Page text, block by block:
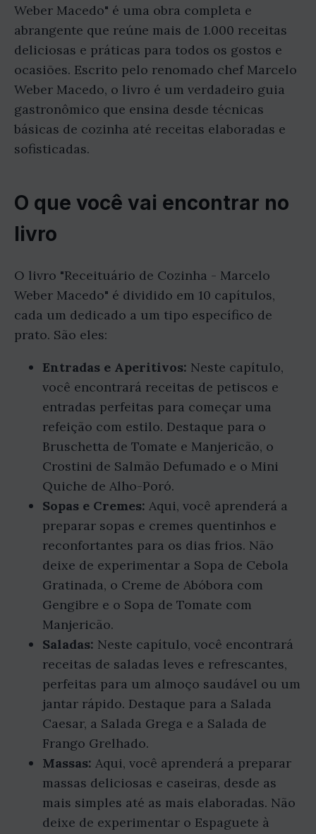
Weber Macedo" é uma obra completa e
abrangente que reúne mais de 1.000 receitas
deliciosas e práticas para todos os gostos e
ocasiões. Escrito pelo renomado chef Marcelo
Weber Macedo, o livro é um verdadeiro guia
gastronômico que ensina desde técnicas
básicas de cozinha até receitas elaboradas e
sofisticadas.
O que você vai encontrar no
livro
O livro "Receituário de Cozinha - Marcelo
Weber Macedo" é dividido em 10 capítulos,
cada um dedicado a um tipo específico de
prato. São eles:
Entradas e Aperitivos: Neste capítulo,
você encontrará receitas de petiscos e
entradas perfeitas para começar uma
refeição com estilo. Destaque para o
Bruschetta de Tomate e Manjericão, o
Crostini de Salmão Defumado e o Mini
Quiche de Alho-Poró.
Sopas e Cremes: Aqui, você aprenderá a
preparar sopas e cremes quentinhos e
reconfortantes para os dias frios. Não
deixe de experimentar a Sopa de Cebola
Gratinada, o Creme de Abóbora com
Gengibre e o Sopa de Tomate com
Manjericão.
Saladas: Neste capítulo, você encontrará
receitas de saladas leves e refrescantes,
perfeitas para um almoço saudável ou um
jantar rápido. Destaque para a Salada
Caesar, a Salada Grega e a Salada de
Frango Grelhado.
Massas: Aqui, você aprenderá a preparar
massas deliciosas e caseiras, desde as
mais simples até as mais elaboradas. Não
deixe de experimentar o Espaguete à